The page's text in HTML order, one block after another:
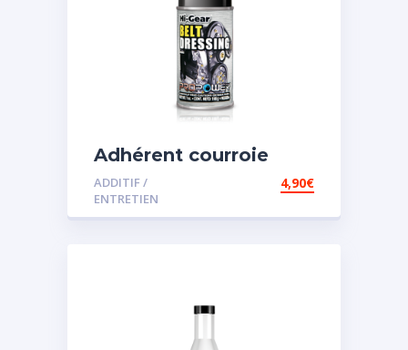
Adhérent courroie
ADDITIF /
ENTRETIEN
4,90€